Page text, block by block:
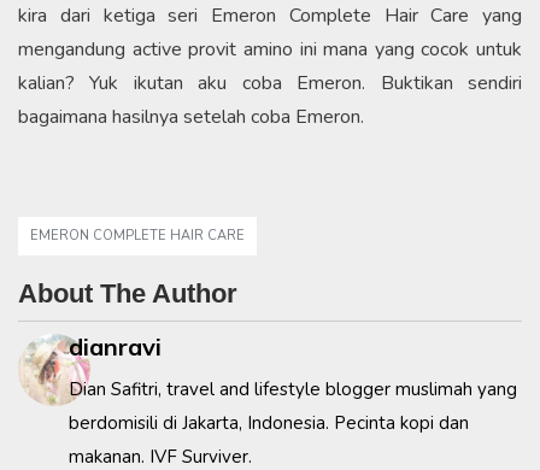
kira dari ketiga seri Emeron Complete Hair Care yang
mengandung active provit amino ini mana yang cocok untuk
kalian? Yuk ikutan aku coba Emeron. Buktikan sendiri
bagaimana hasilnya setelah coba Emeron.
EMERON COMPLETE HAIR CARE
About The Author
dianravi
Dian Safitri, travel and lifestyle blogger muslimah yang
berdomisili di Jakarta, Indonesia. Pecinta kopi dan
makanan. IVF Surviver.